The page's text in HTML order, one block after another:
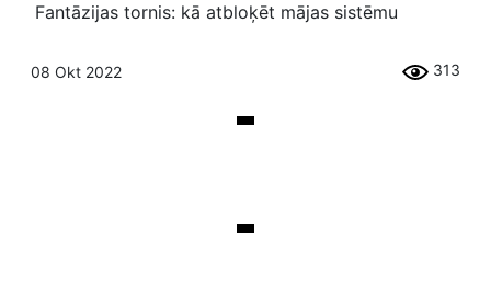
Fantāzijas tornis: kā atbloķēt mājas sistēmu
08 Okt 2022 313